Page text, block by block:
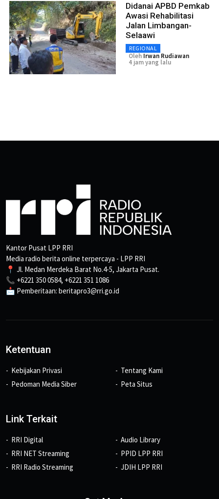
Didanai APBD Pemkab
Awasi Rehabilitasi
Jalan Limbangan-
Selaawi
REGIONAL
Oleh Irwan Rudiawan
4 jam yang lalu
Kantor Pusat LPP RRI
Media radio berita online terpercaya - LPP RRI
📍 Jl. Medan Merdeka Barat No.4-5, Jakarta Pusat.
📞 +6221 350 0584, +6221 351 1086
📩 Pemberitaan: beritapro3@rri.go.id
Ketentuan
Kebijakan Privasi
Pedoman Media Siber
Tentang Kami
Peta Situs
Link Terkait
RRI Digital
RRI NET Streaming
RRI Radio Streaming
Audio Library
PPID LPP RRI
JDIH LPP RRI